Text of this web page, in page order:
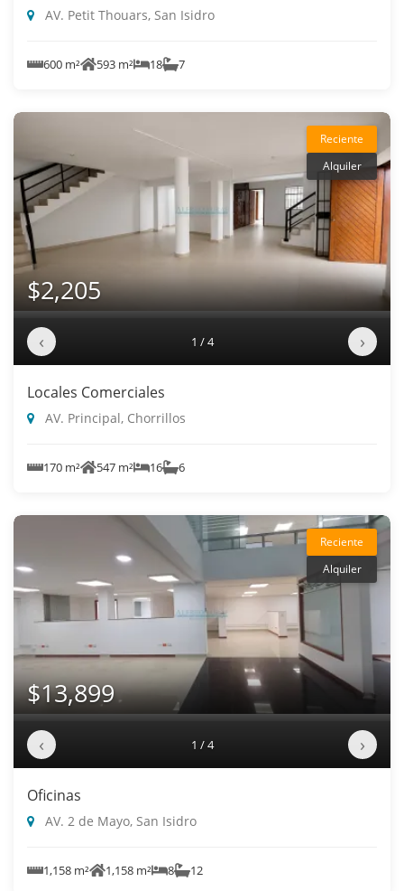
AV. Petit Thouars, San Isidro
600 m² 593 m² 18 7
Reciente
Alquiler
$2,205
‹ 1 / 4 ›
Locales Comerciales
AV. Principal, Chorrillos
170 m² 547 m² 16 6
Reciente
Alquiler
$13,899
‹ 1 / 4 ›
Oficinas
AV. 2 de Mayo, San Isidro
1,158 m² 1,158 m² 8 12